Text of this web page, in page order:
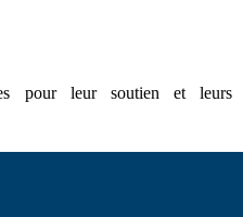
pour leur soutien et leurs